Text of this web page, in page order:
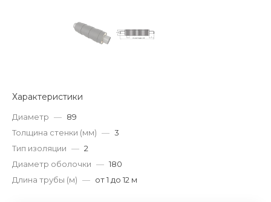
Характеристики
Диаметр — 89
Толщина стенки (мм) — 3
Тип изоляции — 2
Диаметр оболочки — 180
Длина трубы (м) — от 1 до 12 м